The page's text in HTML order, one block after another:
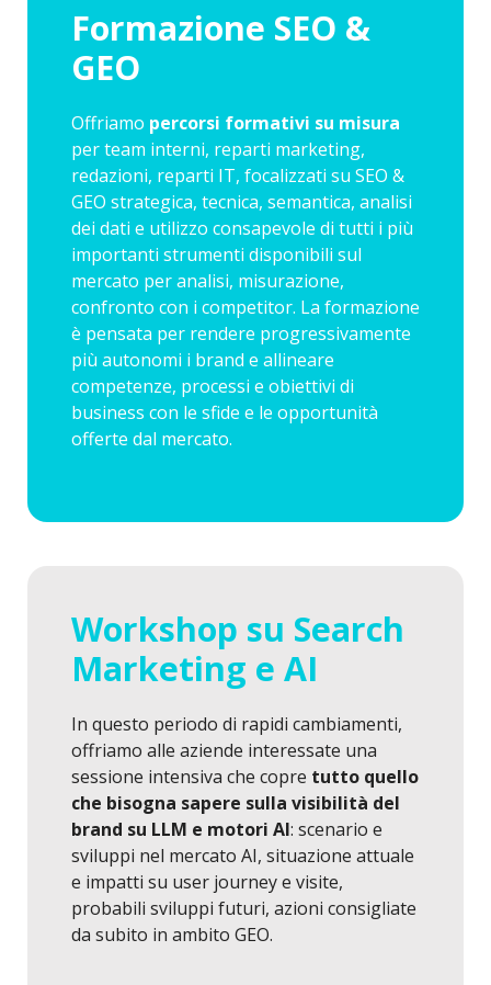
Formazione SEO &
GEO
Offriamo percorsi formativi su misura
per team interni, reparti marketing,
redazioni, reparti IT, focalizzati su SEO &
GEO strategica, tecnica, semantica, analisi
dei dati e utilizzo consapevole di tutti i più
importanti strumenti disponibili sul
mercato per analisi, misurazione,
confronto con i competitor. La formazione
è pensata per rendere progressivamente
più autonomi i brand e allineare
competenze, processi e obiettivi di
business con le sfide e le opportunità
offerte dal mercato.
Workshop su Search
Marketing e AI
In questo periodo di rapidi cambiamenti,
offriamo alle aziende interessate una
sessione intensiva che copre tutto quello
che bisogna sapere sulla visibilità del
brand su LLM e motori AI: scenario e
sviluppi nel mercato AI, situazione attuale
e impatti su user journey e visite,
probabili sviluppi futuri, azioni consigliate
da subito in ambito GEO.